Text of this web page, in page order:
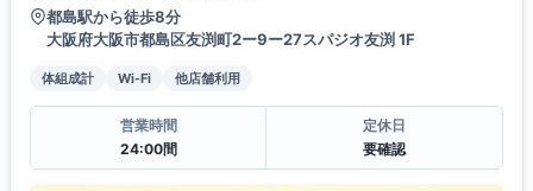
都島駅から徒歩8分
大阪府大阪市都島区友渕町2ー9ー27スパジオ友渕 1F
体組成計 Wi-Fi 他店舗利用
営業時間
24:00間
定休日
要確認